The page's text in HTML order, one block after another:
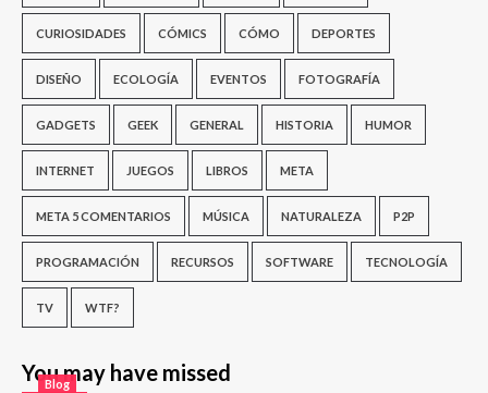
CURIOSIDADES CÓMICS CÓMO DEPORTES
DISEÑO ECOLOGÍA EVENTOS FOTOGRAFÍA
GADGETS GEEK GENERAL HISTORIA HUMOR
INTERNET JUEGOS LIBROS META
META 5 COMENTARIOS MÚSICA NATURALEZA P2P
PROGRAMACIÓN RECURSOS SOFTWARE TECNOLOGÍA
TV WTF?
You may have missed
Blog